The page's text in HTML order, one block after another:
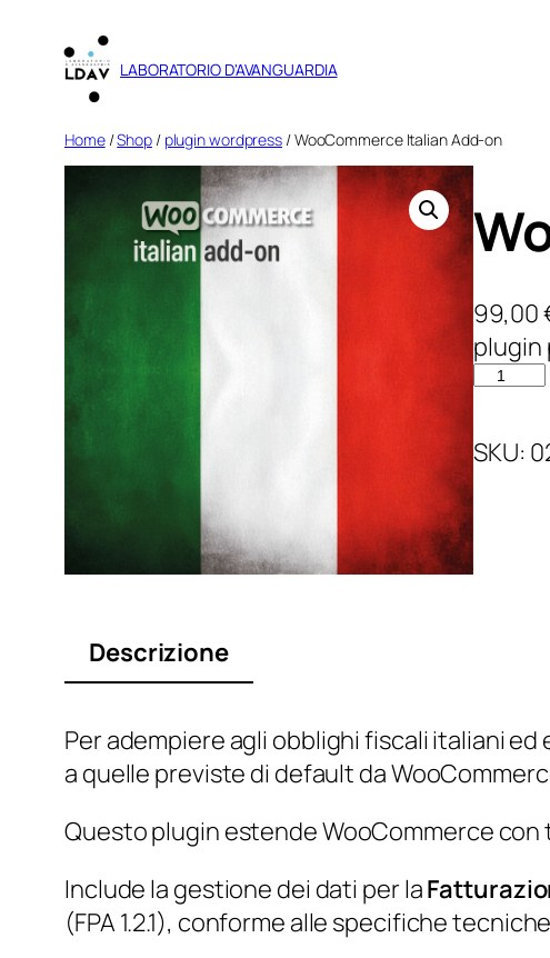
contenuto
LABORATORIO D'AVANGUARDIA
Home/Shop/ plugin wordpress / WooCommerce Italian Add-on
99,00
plugin
W
o
m
m
I
t
l
i
a
SKU:
Descrizione
Per adempiere agli obblighi fiscali italiani
a quelle previste di default da
Questo plugin estende WooCommerce
Include la gestione dei dati per la
(FPA 1.2.1), conforme alle specifiche